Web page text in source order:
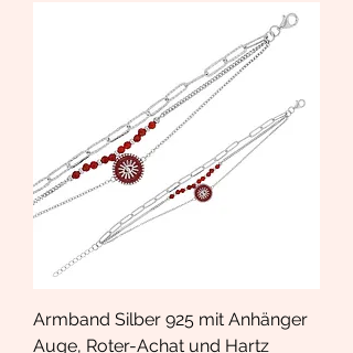
Armband Silber 925 mit Anhänger
Auge, Roter-Achat und Hartz